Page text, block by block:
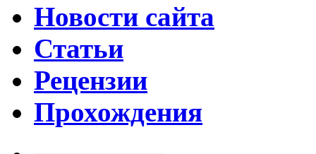
Новости сайта
Статьи
Рецензии
Прохождения